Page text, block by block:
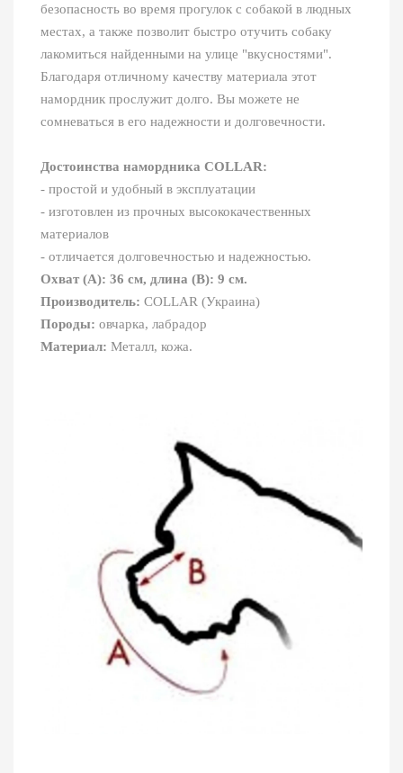
безопасность во время прогулок с собакой в людных
местах, а также позволит быстро отучить собаку
лакомиться найденными на улице "вкусностями".
Благодаря отличному качеству материала этот
намордник прослужит долго. Вы можете не
сомневаться в его надежности и долговечности.
Достоинства намордника COLLAR:
- простой и удобный в эксплуатации
- изготовлен из прочных высококачественных
материалов
- отличается долговечностью и надежностью.
Охват (A): 36 см, длина (B): 9 см.
Производитель: COLLAR (Украина)
Породы: овчарка, лабрадор
Материал: Металл, кожа.